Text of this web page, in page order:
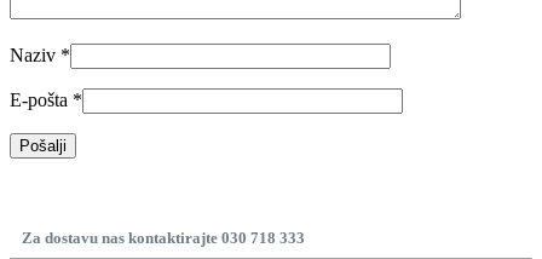
Naziv *
E-pošta *
Za dostavu nas kontaktirajte 030 718 333